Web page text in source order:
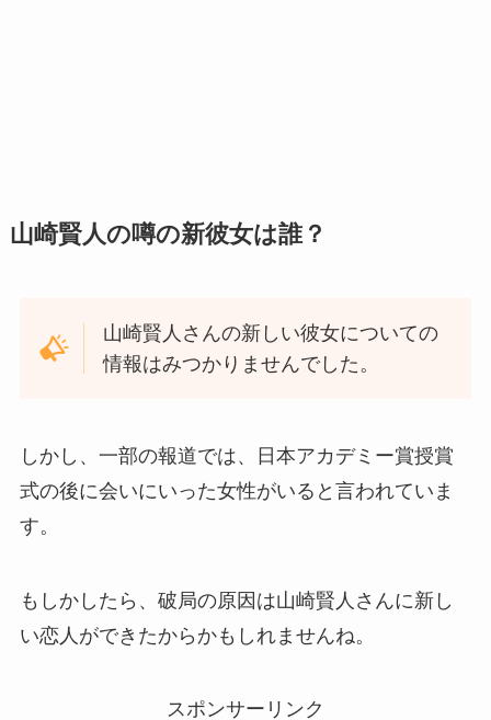
山崎賢人の噂の新彼女は誰？
山崎賢人さんの新しい彼女についての
情報はみつかりませんでした。
しかし、一部の報道では、日本アカデミー賞授賞
式の後に会いにいった女性がいると言われていま
す。
もしかしたら、破局の原因は山崎賢人さんに新し
い恋人ができたからかもしれませんね。
スポンサーリンク